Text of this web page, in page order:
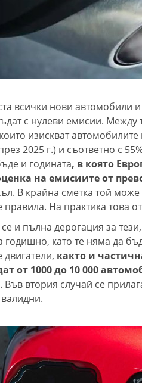
всички нови автомобили
с нулеви емисии.
изискват
2025 г.) и съответно с
и годината, в която
на емисиите от
В крайна сметка той
правила. На практика това
и пълна дерогация за
като те няма да
както и
от 1000 до 10 000
Във втория случай се